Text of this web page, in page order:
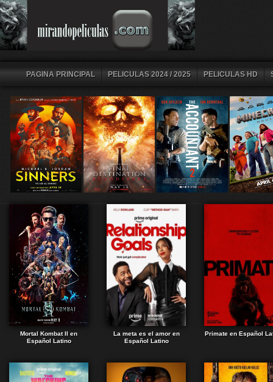
PAGINA PRINCIPAL PELICULAS 2024 / 2025 PELICULAS HD
Mortal Kombat II en
Español Latino
La meta es el amor en
Español Latino
Primate en Español